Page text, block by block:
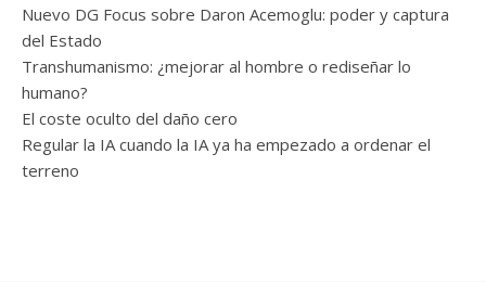
Nuevo DG Focus sobre Daron Acemoglu: poder y captura
del Estado
Transhumanismo: ¿mejorar al hombre o rediseñar lo
humano?
El coste oculto del daño cero
Regular la IA cuando la IA ya ha empezado a ordenar el
terreno